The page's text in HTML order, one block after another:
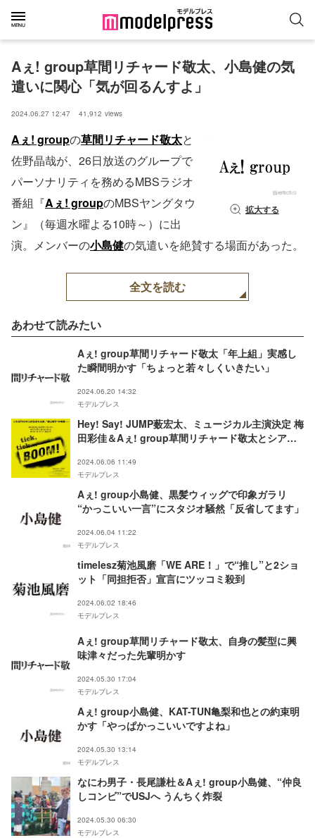
Aぇ! group草間リチャード敬太、小島健の気
遣いに関心「気が回るんすよ」
2024.06.27 12:47 41,912 views
拡大する
Aぇ! groupの草間リチャード敬太と
佐野晶哉が、26日放送のグループで
パーソナリティを務めるMBSラジオ
番組『Aぇ! groupのMBSヤングタウ
ン』（毎週水曜よる10時～）に出
演。メンバーの小島健の気遣いを絶賛する場面があった。
全文を読む
あわせて読みたい
Aぇ! group草間リチャード敬太「年上組」実感し
た瞬間明かす「ちょっと若々しくいきたい」
2024.06.20 14:32
モデルプレス
Hey! Say! JUMP薮宏太、ミュージカル主演決定 梅
田彩佳＆Aぇ! group草間リチャード敬太とシアタ
tick...BOOM！】
2024.06.06 11:49
モデルプレス
Aぇ! group小島健、黒髪ウィッグで印象ガラリ
“かっこいい一言”にスタジオ騒然「反省してます」
2024.06.04 11:22
モデルプレス
timelesz菊池風磨「WE ARE！」で“推し”と2ショ
ット「同担拒否」宣言にツッコミ殺到
2024.06.02 18:46
モデルプレス
Aぇ! group草間リチャード敬太、自身の髪型に興
味津々だった先輩明かす
2024.05.30 17:04
モデルプレス
Aぇ! group小島健、KAT-TUN亀梨和也との約束明
かす「やっぱかっこいいですよね」
2024.05.30 13:14
モデルプレス
なにわ男子・長尾謙杜＆Aぇ! group小島健、“仲良
しコンビ”でUSJへ うんちく炸裂
2024.05.30 06:30
モデルプレス